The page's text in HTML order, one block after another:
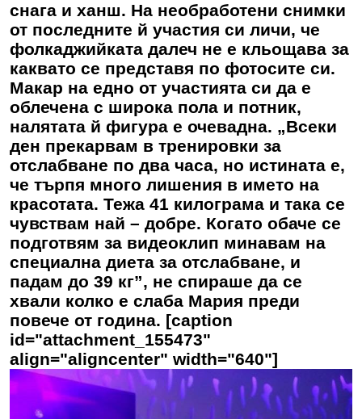
снага и ханш. На необработени снимки
от последните й участия си личи, че
фолкаджийката далеч не е кльощава за
каквато се представя по фотосите си.
Макар на едно от участията си да е
облечена с широка пола и потник,
налятата й фигура е очевадна. „Всеки
ден прекарвам в тренировки за
отслабване по два часа, но истината е,
че търпя много лишения в името на
красотата. Тежа 41 килограма и така се
чувствам най – добре. Когато обаче се
подготвям за видеоклип минавам на
специална диета за отслабване, и
падам до 39 кг”, не спираше да се
хвали колко е слаба Мария преди
повече от година. [caption
id="attachment_155473"
align="aligncenter" width="640"]